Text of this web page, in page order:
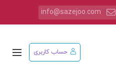
info@sazejoo.com
حساب کاربری